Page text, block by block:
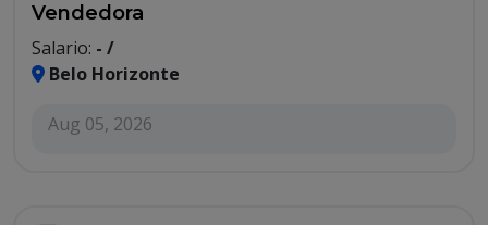
Vendedora
Salario: - /
Belo Horizonte
Aug 05, 2026